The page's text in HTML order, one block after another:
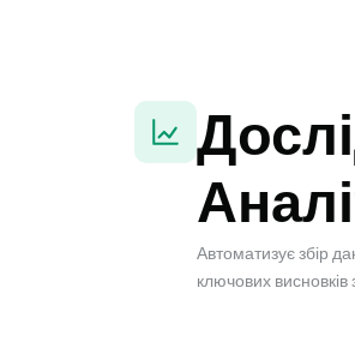
Автоматизує збір
ключових висновків